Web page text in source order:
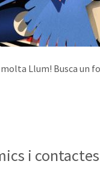
Llum! Busca un
i